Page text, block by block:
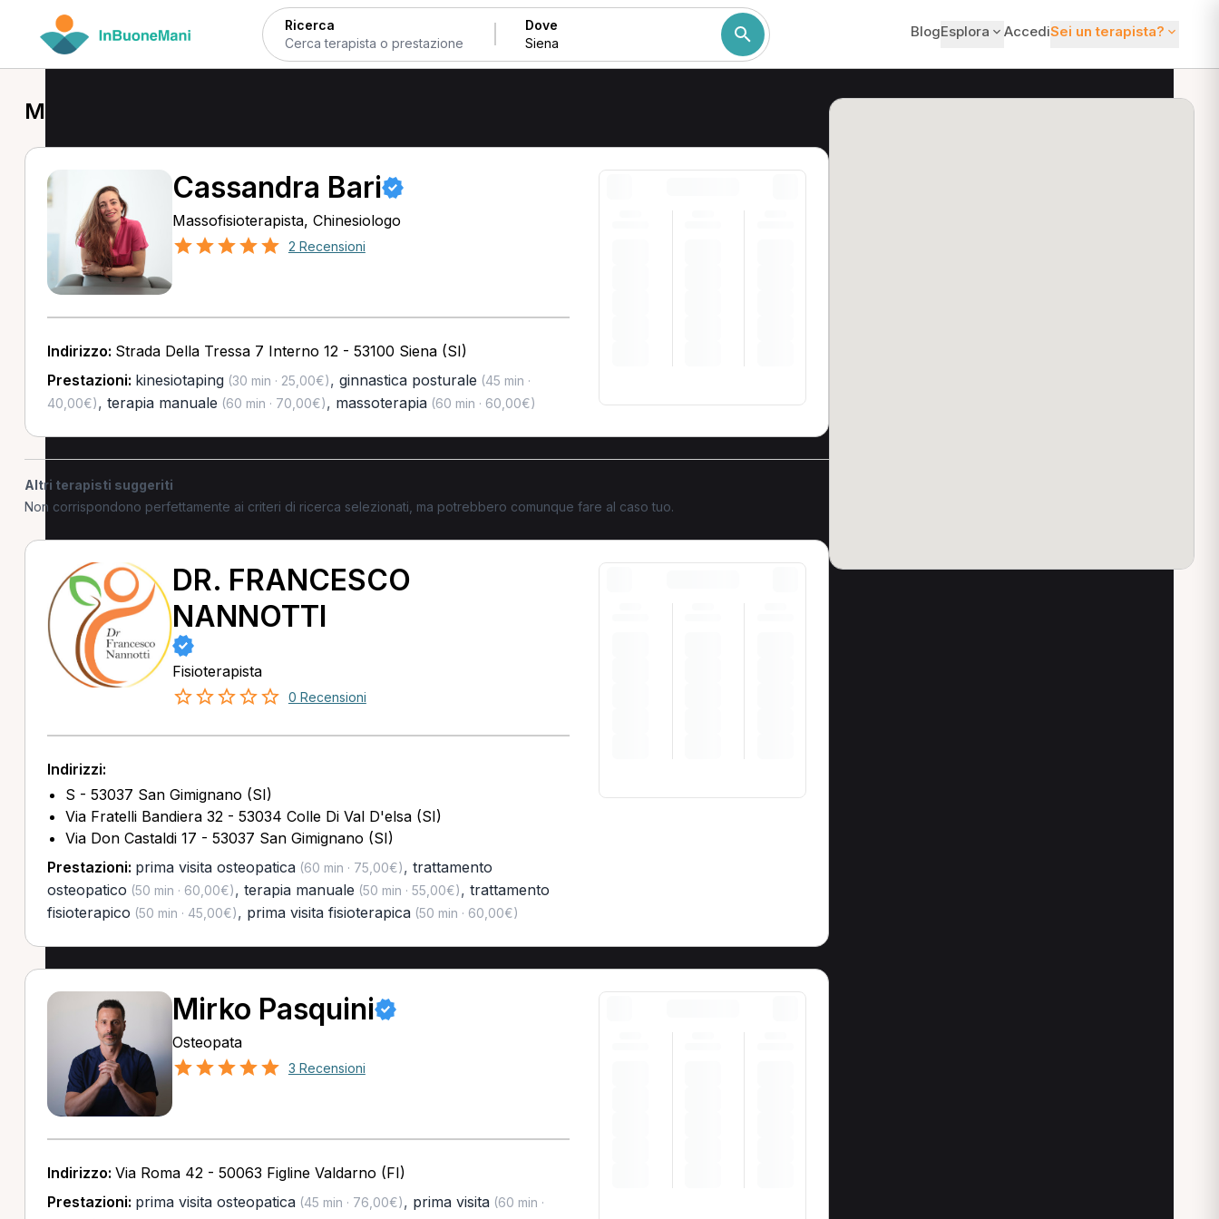
Ricerca Dove BlogEsplora AccediSei un terapista?
Massofisioterapista a Siena
Cassandra Bari
Massofisioterapista, Chinesiologo
2 Recensioni
Indirizzo: Strada Della Tressa 7 Interno 12 - 53100 Siena (SI)
Prestazioni: kinesiotaping(30 min · 25,00€), ginnastica posturale (45 min ·
40,00€), terapia manuale (60 min · 70,00€), massoterapia(60 min · 60,00€)
Altri terapisti suggeriti
Non corrispondono perfettamente ai criteri di ricerca selezionati, ma potrebbero comunque fare al caso tuo.
DR. FRANCESCO
NANNOTTI
Fisioterapista
0 Recensioni
Indirizzi:
S - 53037 San Gimignano (SI)
Via Fratelli Bandiera 32 - 53034 Colle Di Val D'elsa (SI)
Via Don Castaldi 17 - 53037 San Gimignano (SI)
Prestazioni: prima visita osteopatica(60 min · 75,00€), trattamento
osteopatico (50 min · 60,00€), terapia manuale (50 min · 55,00€), trattamento
fisioterapico (50 min · 45,00€), prima visita fisioterapica(50 min · 60,00€)
Mirko Pasquini
Osteopata
3 Recensioni
Indirizzo: Via Roma 42 - 50063 Figline Valdarno (FI)
Prestazioni: prima visita osteopatica(45 min · 76,00€), prima visita(60 min ·